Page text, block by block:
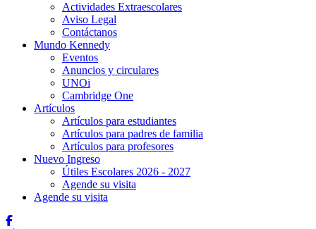
Actividades Extraescolares
Aviso Legal
Contáctanos
Mundo Kennedy
Eventos
Anuncios y circulares
UNOi
Cambridge One
Artículos
Artículos para estudiantes
Artículos para padres de familia
Artículos para profesores
Nuevo Ingreso
Útiles Escolares 2026 - 2027
Agende su visita
Agende su visita